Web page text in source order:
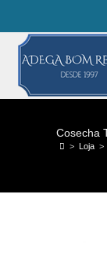
Cosecha
> Loja >